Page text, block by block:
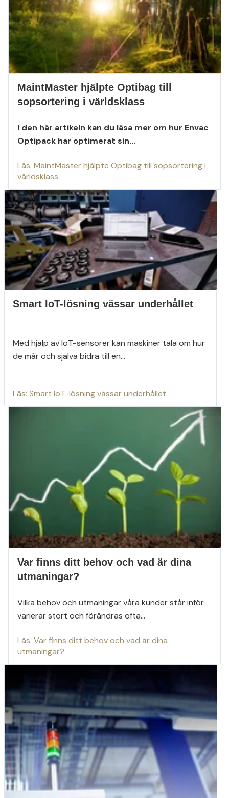
MaintMaster hjälpte Optibag till
sopsortering i världsklass
I den här artikeln kan du läsa mer om hur Envac
Optipack har optimerat sin...
Läs: MaintMaster hjälpte Optibag till sopsortering i
världsklass
Smart IoT-lösning vässar underhållet
Med hjälp av IoT-sensorer kan maskiner tala om hur
de mår och själva bidra till en...
Läs: Smart IoT-lösning vässar underhållet
Var finns ditt behov och vad är dina
utmaningar?
Vilka behov och utmaningar våra kunder står inför
varierar stort och förändras ofta...
Läs: Var finns ditt behov och vad är dina
utmaningar?